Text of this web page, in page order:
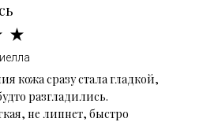
кожа сразу стала гладкой,
разгладились.
не липнет, быстро